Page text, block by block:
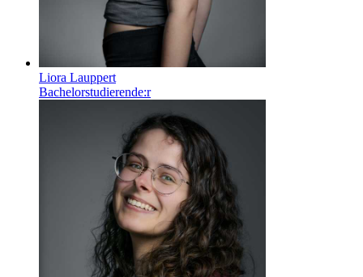
Liora Lauppert
Bachelorstudierende:r